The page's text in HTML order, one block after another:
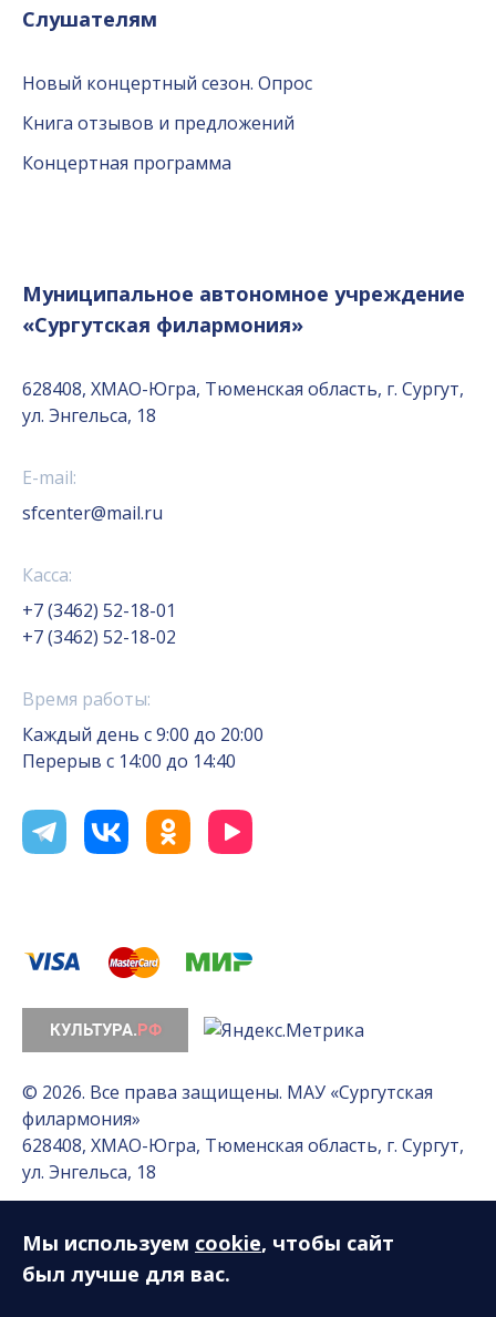
Слушателям
Новый концертный сезон. Опрос
Книга отзывов и предложений
Концертная программа
Муниципальное автономное учреждение
«Сургутская филармония»
628408, ХМАО-Югра, Тюменская область, г. Сургут,
ул. Энгельса, 18
E-mail:
sfcenter@mail.ru
Касса:
+7 (3462) 52-18-01
+7 (3462) 52-18-02
Время работы:
Каждый день с 9:00 до 20:00
Перерыв с 14:00 до 14:40
© 2026. Все права защищены. МАУ «Сургутская
филармония»
628408, ХМАО-Югра, Тюменская область, г. Сургут,
ул. Энгельса, 18
Разработка сайта — Интернет-лаборатория
«Делиссимо»
Мы используем cookie, чтобы сайт
был лучше для вас.